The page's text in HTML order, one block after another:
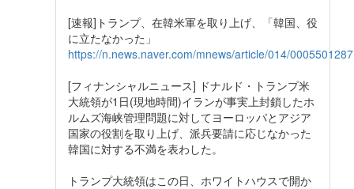
[速報]トランプ、在韓米軍を取り上げ、「韓国、役
に立たなかった」
https://n.news.naver.com/mnews/article/014/0005501287
[フィナンシャルニュース] ドナルド・トランプ米
大統領が1日(現地時間)イランが事実上封鎖したホ
ルムズ海峡管理問題に対してヨーロッパとアジア
国家の役割を取り上げ、派兵要請に応じなかった
韓国に対する不満を表わした。
トランプ大統領はこの日、ホワイトハウスで開か